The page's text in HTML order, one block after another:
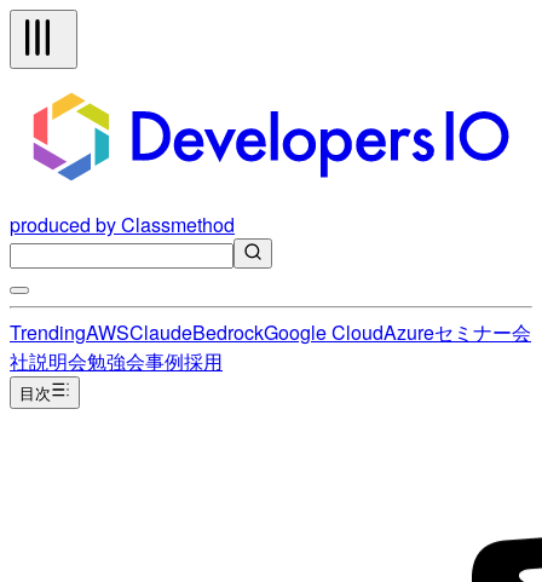
produced by Classmethod
TrendingAWSClaudeBedrockGoogle CloudAzureセミナー会
社説明会勉強会事例採用
目次